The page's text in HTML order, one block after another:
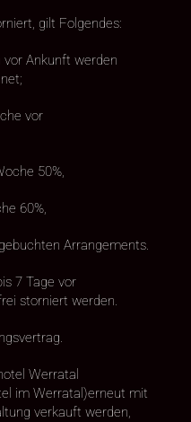
gilt Folgendes:
vor Ankunft werden
vor
50%,
60%,
Arrangements.
7 Tage vor
storniert werden.
Werratal
im Werratal)erneut mit
verkauft werden,